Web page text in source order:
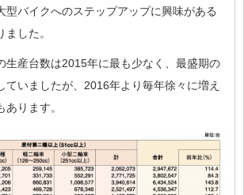
型バイクへのステップアップに興味がある
した。
生産台数は2015年に最も少なく、最盛期の
ていましたが、2016年より毎年徐々に増え
ります。